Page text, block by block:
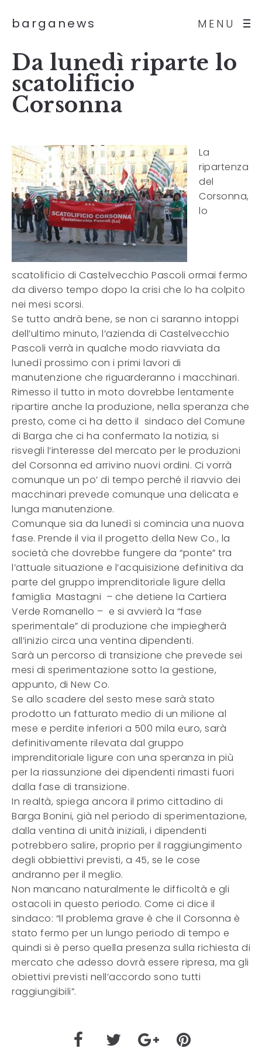
MENU
barganews
Da lunedì riparte lo
scatolificio
Corsonna
La
ripartenza
del
Corsonna,
lo
scatolificio di Castelvecchio Pascoli ormai fermo
da diverso tempo dopo la crisi che lo ha colpito
nei mesi scorsi.
Se tutto andrà bene, se non ci saranno intoppi
dell’ultimo minuto, l’azienda di Castelvecchio
Pascoli verrà in qualche modo riavviata da
lunedì prossimo con i primi lavori di
manutenzione che riguarderanno i macchinari.
Rimesso il tutto in moto dovrebbe lentamente
ripartire anche la produzione, nella speranza che
presto, come ci ha detto il sindaco del Comune
di Barga che ci ha confermato la notizia, si
risvegli l’interesse del mercato per le produzioni
del Corsonna ed arrivino nuovi ordini. Ci vorrà
comunque un po’ di tempo perché il riavvio dei
macchinari prevede comunque una delicata e
lunga manutenzione.
Comunque sia da lunedì si comincia una nuova
fase. Prende il via il progetto della New Co., la
società che dovrebbe fungere da “ponte” tra
l’attuale situazione e l’acquisizione definitiva da
parte del gruppo imprenditoriale ligure della
famiglia Mastagni – che detiene la Cartiera
Verde Romanello – e si avvierà la “fase
sperimentale” di produzione che impiegherà
all’inizio circa una ventina dipendenti.
Sarà un percorso di transizione che prevede sei
mesi di sperimentazione sotto la gestione,
appunto, di New Co.
Se allo scadere del sesto mese sarà stato
prodotto un fatturato medio di un milione al
mese e perdite inferiori a 500 mila euro, sarà
definitivamente rilevata dal gruppo
imprenditoriale ligure con una speranza in più
per la riassunzione dei dipendenti rimasti fuori
dalla fase di transizione.
In realtà, spiega ancora il primo cittadino di
Barga Bonini, già nel periodo di sperimentazione,
dalla ventina di unità iniziali, i dipendenti
potrebbero salire, proprio per il raggiungimento
degli obbiettivi previsti, a 45, se le cose
andranno per il meglio.
Non mancano naturalmente le difficoltà e gli
ostacoli in questo periodo. Come ci dice il
sindaco: “Il problema grave è che il Corsonna è
stato fermo per un lungo periodo di tempo e
quindi si è perso quella presenza sulla richiesta di
mercato che adesso dovrà essere ripresa, ma gli
obiettivi previsti nell’accordo sono tutti
raggiungibili”.